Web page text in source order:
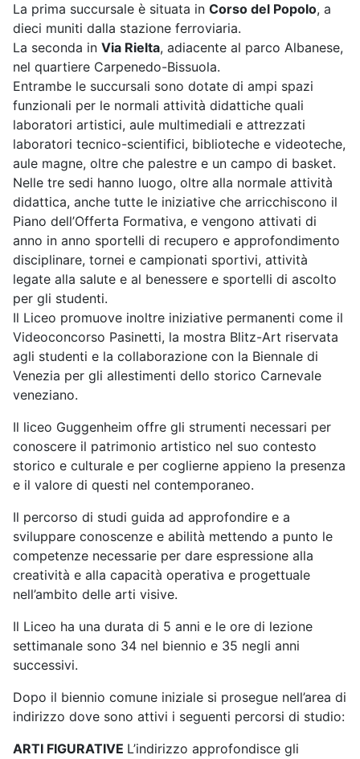
La prima succursale è situata in Corso del Popolo, a
dieci muniti dalla stazione ferroviaria.
La seconda in Via Rielta, adiacente al parco Albanese,
nel quartiere Carpenedo-Bissuola.
Entrambe le succursali sono dotate di ampi spazi
funzionali per le normali attività didattiche quali
laboratori artistici, aule multimediali e attrezzati
laboratori tecnico-scientifici, biblioteche e videoteche,
aule magne, oltre che palestre e un campo di basket.
Nelle tre sedi hanno luogo, oltre alla normale attività
didattica, anche tutte le iniziative che arricchiscono il
Piano dell’Offerta Formativa, e vengono attivati di
anno in anno sportelli di recupero e approfondimento
disciplinare, tornei e campionati sportivi, attività
legate alla salute e al benessere e sportelli di ascolto
per gli studenti.
Il Liceo promuove inoltre iniziative permanenti come il
Videoconcorso Pasinetti, la mostra Blitz-Art riservata
agli studenti e la collaborazione con la Biennale di
Venezia per gli allestimenti dello storico Carnevale
veneziano.
Il liceo Guggenheim offre gli strumenti necessari per
conoscere il patrimonio artistico nel suo contesto
storico e culturale e per coglierne appieno la presenza
e il valore di questi nel contemporaneo.
Il percorso di studi guida ad approfondire e a
sviluppare conoscenze e abilità mettendo a punto le
competenze necessarie per dare espressione alla
creatività e alla capacità operativa e progettuale
nell’ambito delle arti visive.
Il Liceo ha una durata di 5 anni e le ore di lezione
settimanale sono 34 nel biennio e 35 negli anni
successivi.
Dopo il biennio comune iniziale si prosegue nell’area di
indirizzo dove sono attivi i seguenti percorsi di studio:
ARTI FIGURATIVE L’indirizzo approfondisce gli